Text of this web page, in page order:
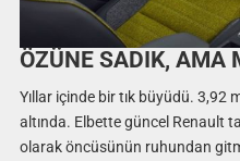
ÖZÜNE SADIK, AMA
Yıllar içinde bir tık büyüdü. 3,92
altında. Elbette güncel Renault
olarak öncüsünün ruhundan